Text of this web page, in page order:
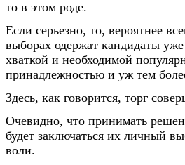
то в этом роде.
Если серьезно, то, вероятнее
выборах одержат кандидаты
хваткой и необходимой
принадлежностью и уж тем
Здесь, как говорится, торг
Очевидно, что принимать
будет заключаться их личный
воли.